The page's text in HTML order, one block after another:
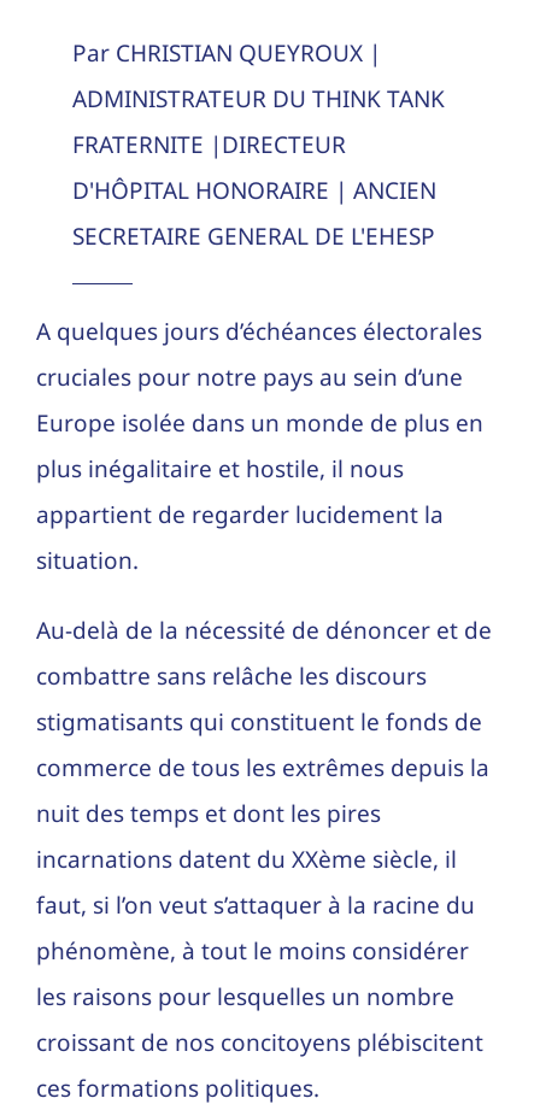
Par CHRISTIAN QUEYROUX |
ADMINISTRATEUR DU THINK TANK
FRATERNITE |DIRECTEUR
D'HÔPITAL HONORAIRE | ANCIEN
SECRETAIRE GENERAL DE L'EHESP
A quelques jours d’échéances électorales
cruciales pour notre pays au sein d’une
Europe isolée dans un monde de plus en
plus inégalitaire et hostile, il nous
appartient de regarder lucidement la
situation.
Au-delà de la nécessité de dénoncer et de
combattre sans relâche les discours
stigmatisants qui constituent le fonds de
commerce de tous les extrêmes depuis la
nuit des temps et dont les pires
incarnations datent du XXème siècle, il
faut, si l’on veut s’attaquer à la racine du
phénomène, à tout le moins considérer
les raisons pour lesquelles un nombre
croissant de nos concitoyens plébiscitent
ces formations politiques.